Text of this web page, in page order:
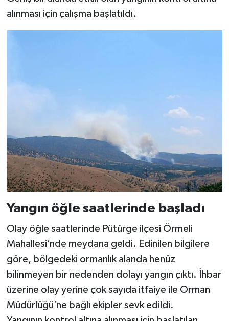
alınması için çalışma başlatıldı.
Yangın öğle saatlerinde başladı
Olay öğle saatlerinde Pütürge ilçesi Örmeli
Mahallesi’nde meydana geldi. Edinilen bilgilere
göre, bölgedeki ormanlık alanda henüz
bilinmeyen bir nedenden dolayı yangın çıktı. İhbar
üzerine olay yerine çok sayıda itfaiye ile Orman
Müdürlüğü’ne bağlı ekipler sevk edildi.